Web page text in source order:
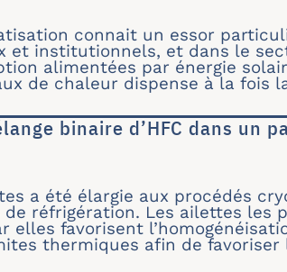
connait un essor
et institutionnels, et dans le
alimentées par énergie
de chaleur dispense à la fois
binaire d’HFC dans un
a été élargie aux procédés
réfrigération. Les ailettes les
favorisent
thermiques afin de